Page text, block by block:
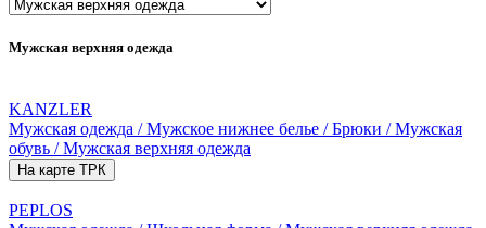
Мужская верхняя одежда
KANZLER
Мужская одежда / Мужское нижнее белье / Брюки / Мужская
обувь / Мужская верхняя одежда
На карте ТРК
PEPLOS